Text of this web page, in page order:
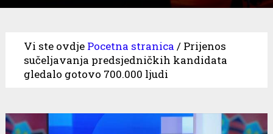
Vi ste ovdje Pocetna stranica / Prijenos
sučeljavanja predsjedničkih kandidata
gledalo gotovo 700.000 ljudi